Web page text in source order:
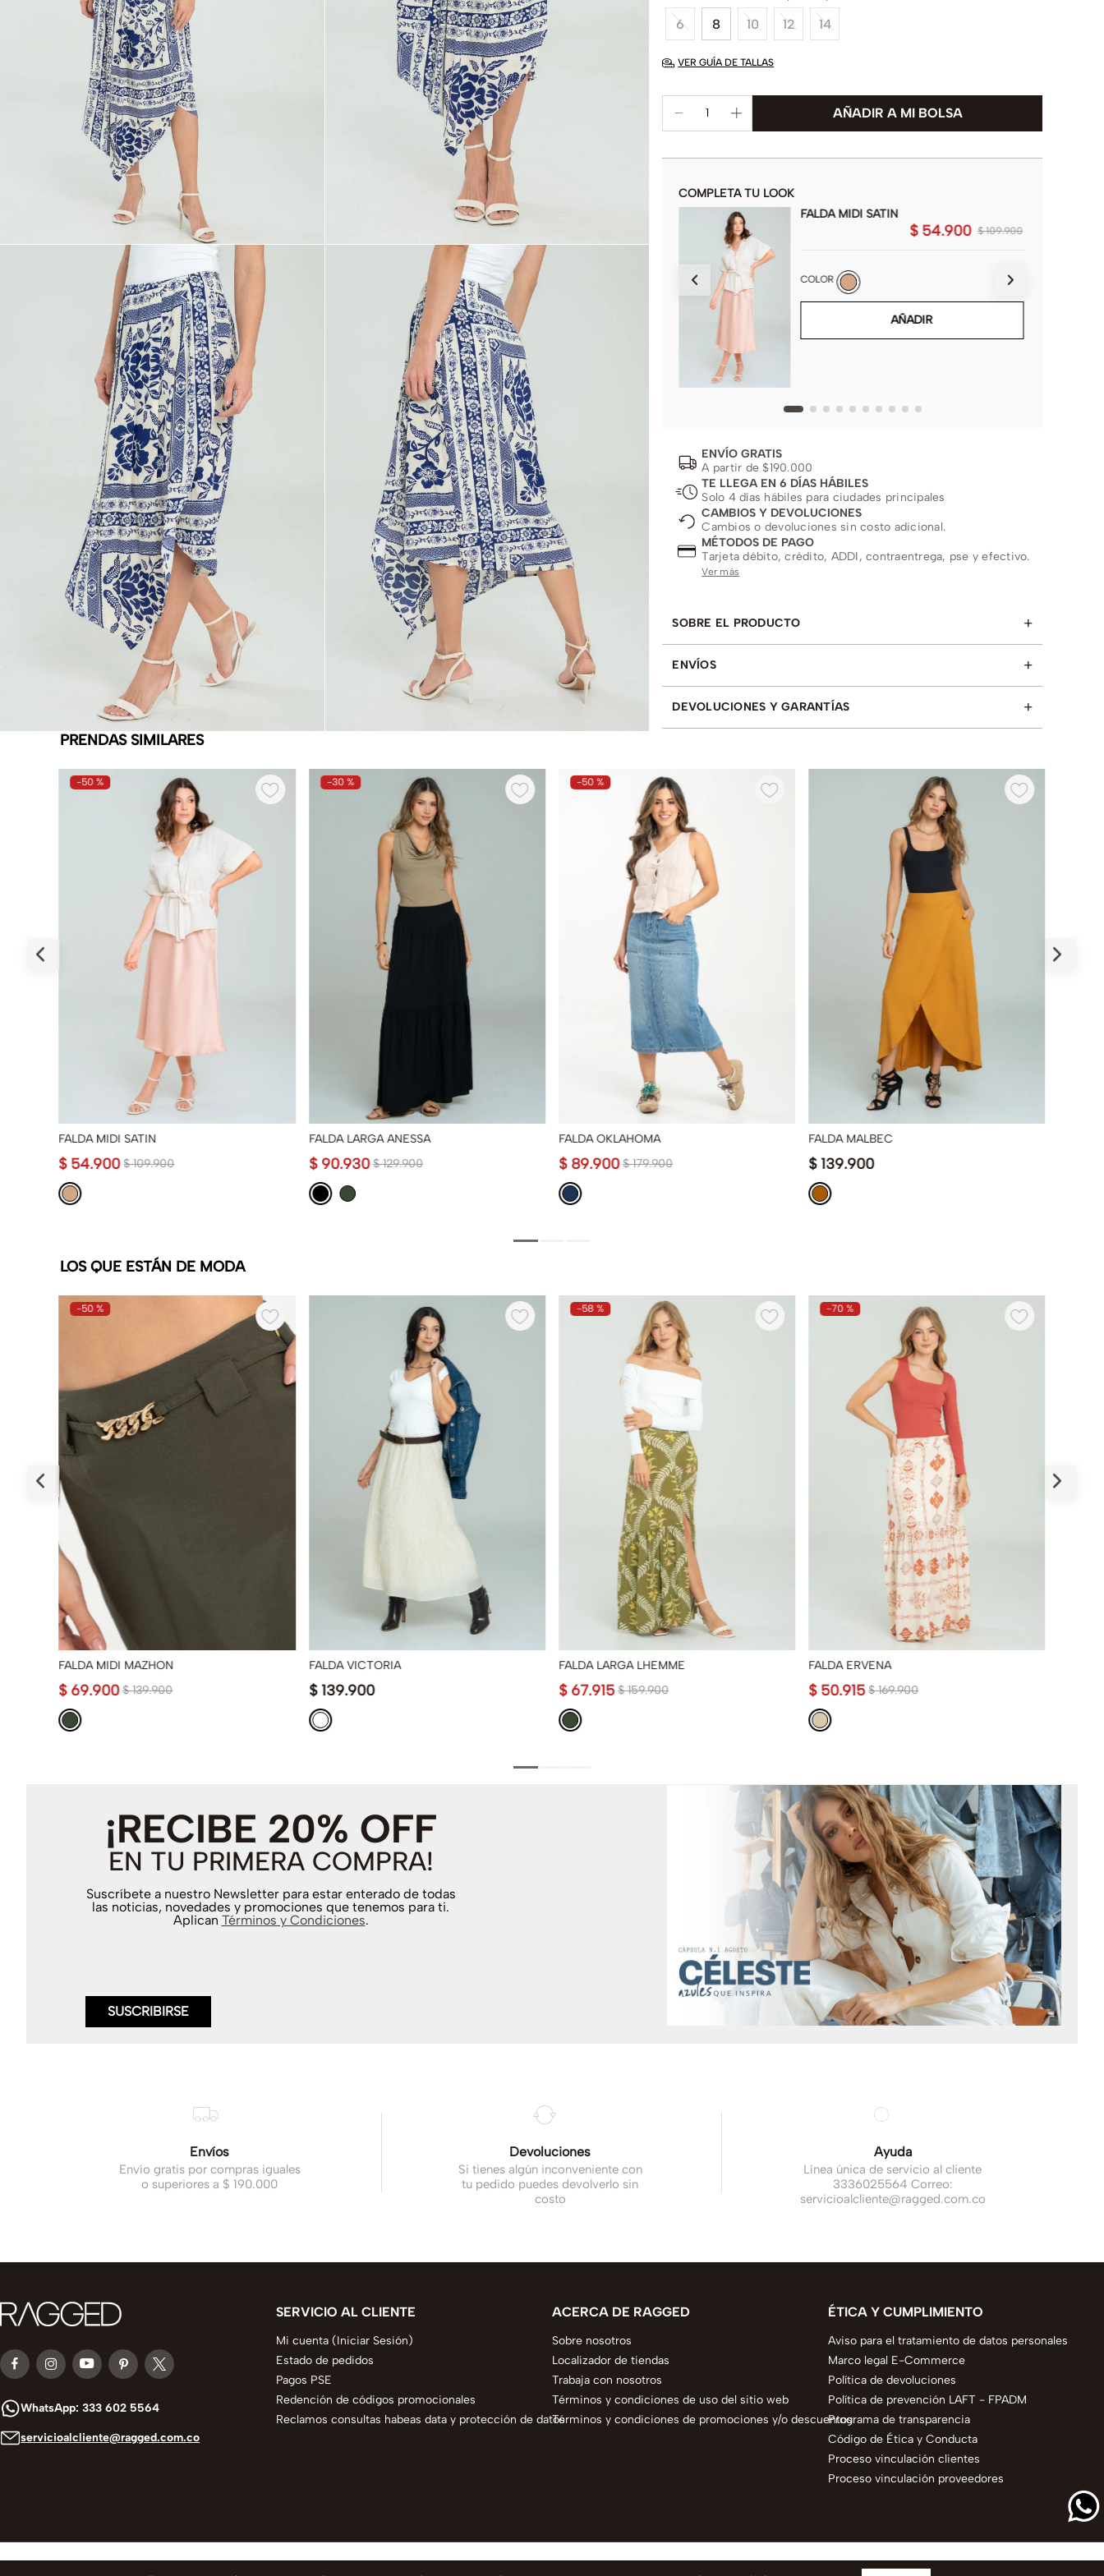
6 8 10 12 14
VER GUÍA DE TALLAS
COMPLETA TU LOOK
FALDA LARGA ABERTURA
COLOR
FALDA MIDI SATIN
$ 109.900
$ 54.900
COLOR
AÑADIR
ENVÍO GRATIS
A partir de $190.000
TE LLEGA EN 6 DÍAS HÁBILES
Solo 4 días hábiles para ciudades principales
CAMBIOS Y DEVOLUCIONES
Cambios o devoluciones sin costo adicional.
MÉTODOS DE PAGO
Tarjeta débito, crédito, ADDI, contraentrega, pse y efectivo.
Ver más
SOBRE EL PRODUCTO +
ENVÍOS +
DEVOLUCIONES Y GARANTÍAS
+
PRENDAS SIMILARES
-50 %
FALDA MIDI SATIN
$ 109.900
$ 54.900
-30 %
FALDA LARGA ANESSA
$ 129.900
$ 90.930
-50 %
FALDA OKLAHOMA
$ 179.900
$ 89.900
FALDA MALBEC
$ 139.900
LOS QUE ESTÁN DE MODA
-50 %
FALDA MIDI MAZHON
$ 139.900
$ 69.900
FALDA VICTORIA
$ 139.900
-58 %
FALDA LARGA LHEMME
$ 159.900
$ 67.915
-70 %
FALDA ERVENA
$ 169.900
$ 50.915
¡RECIBE 20% OFF
EN TU PRIMERA COMPRA!
Suscríbete a nuestro Newsletter para estar enterado de todas
las noticias, novedades y promociones que tenemos para ti.
Aplican Términos y Condiciones.
SUSCRIBIRSE
Envíos
Envío gratis por compras iguales
o superiores a $ 190.000
Devoluciones
Si tienes algún inconveniente con
tu pedido puedes devolverlo sin
costo
Ayuda
Línea única de servicio al cliente
3336025564 Correo:
servicioalcliente@ragged.com.co
WhatsApp: 333 602 5564
servicioalcliente@ragged.com.co
SERVICIO AL CLIENTE
Mi cuenta (Iniciar Sesión)
Estado de pedidos
Pagos PSE
Redención de códigos promocionales
Reclamos consultas habeas data y protección de datos
ACERCA DE RAGGED
Sobre nosotros
Localizador de tiendas
Trabaja con nosotros
Términos y condiciones de uso del sitio web
Términos y condiciones de promociones y/o descuentos
ÉTICA Y CUMPLIMIENTO
Aviso para el tratamiento de datos personales
Marco legal E-Commerce
Política de devoluciones
Política de prevención LAFT - FPADM
Programa de transparencia
Código de Ética y Conducta
Proceso vinculación clientes
Proceso vinculación proveedores